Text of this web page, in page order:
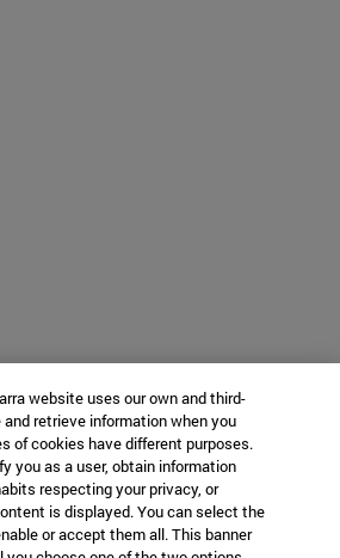
website uses our own and third-
retrieve information when you
of cookies have different purposes.
you as a user, obtain information
respecting your privacy, or
is displayed. You can select the
or accept them all. This banner